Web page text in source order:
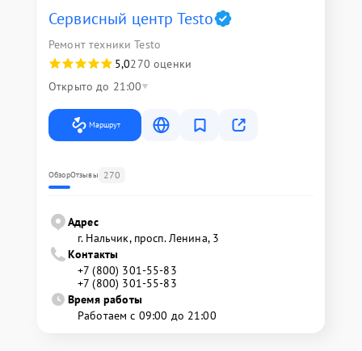
Сервисный центр Testo
Ремонт техники Testo
5,0270 оценки
Открыто до 21:00
Маршрут
ОбзорОтзывы 270
Адрес
г. Нальчик, просп. Ленина, 3
Контакты
+7 (800) 301-55-83
+7 (800) 301-55-83
Время работы
Работаем с 09:00 до 21:00